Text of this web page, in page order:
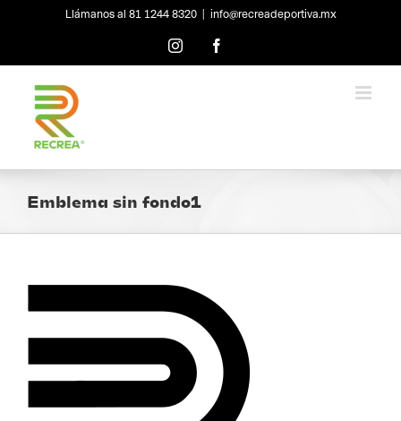
Llámanos al 81 1244 8320 info@recreadeportiva.mx
Instagram
Emblema sin fondo1